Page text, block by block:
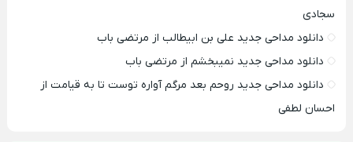
سجادی
دانلود مداحی جدید علی بن ابیطالب از مرتضی باب
دانلود مداحی جدید نمیبخشم از مرتضی باب
دانلود مداحی جدید روحم بعد مرگم آواره توست تا به قیامت از
احسان لطفی